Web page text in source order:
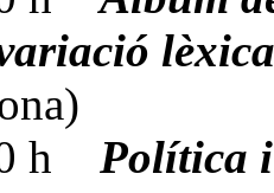
lèxica
h Política